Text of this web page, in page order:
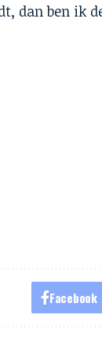
dan ben ik
Facebook